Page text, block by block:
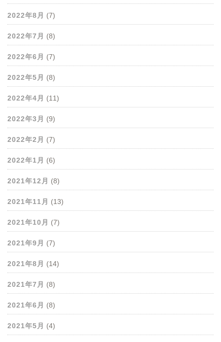
2022年8月 (7)
2022年7月 (8)
2022年6月 (7)
2022年5月 (8)
2022年4月 (11)
2022年3月 (9)
2022年2月 (7)
2022年1月 (6)
2021年12月 (8)
2021年11月 (13)
2021年10月 (7)
2021年9月 (7)
2021年8月 (14)
2021年7月 (8)
2021年6月 (8)
2021年5月 (4)